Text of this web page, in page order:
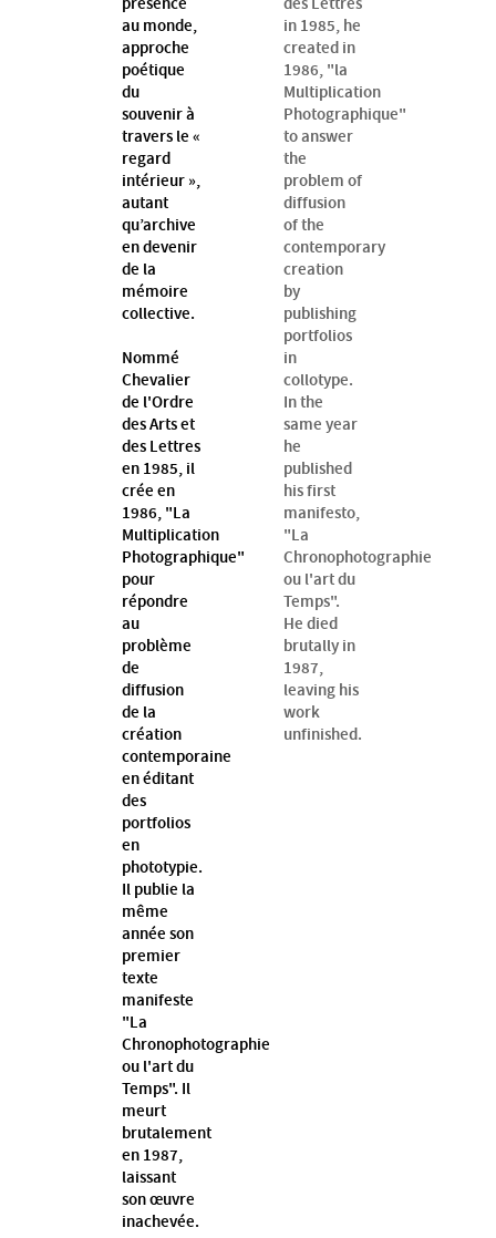
présence
au monde,
approche
poétique
du
souvenir à
travers le «
regard
intérieur »,
autant
qu’archive
en devenir
de la
mémoire
collective.
Nommé
Chevalier
de l'Ordre
des Arts et
des Lettres
en 1985, il
crée en
1986, "La
Multiplication
Photographique"
pour
répondre
au
problème
de
diffusion
de la
création
contemporaine
en éditant
des
portfolios
en
phototypie.
Il publie la
même
année son
premier
texte
manifeste
"La
Chronophotographie
ou l'art du
Temps". Il
meurt
brutalement
en 1987,
laissant
son œuvre
inachevée.
des Lettres
in 1985, he
created in
1986, "la
Multiplication
Photographique"
to answer
the
problem of
diffusion
of the
contemporary
creation
by
publishing
portfolios
in
collotype.
In the
same year
he
published
his first
manifesto,
"La
Chronophotographie
ou l'art du
Temps".
He died
brutally in
1987,
leaving his
work
unfinished.